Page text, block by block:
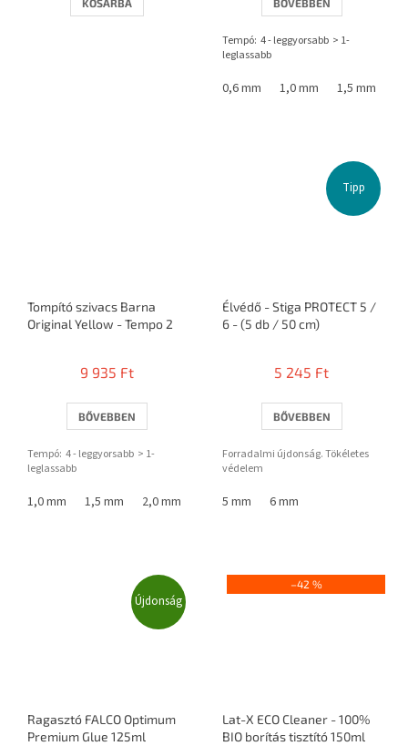
Tempó: 4 - leggyorsabb > 1-
leglassabb
0,6 mm 1,0 mm 1,5 mm
Tompító szivacs Barna
Original Yellow - Tempo 2
9 935 Ft
BŐVEBBEN
Tempó: 4 - leggyorsabb > 1-
leglassabb
1,0 mm 1,5 mm 2,0 mm
Tipp
Élvédő - Stiga PROTECT 5 /
6 - (5 db / 50 cm)
5 245 Ft
BŐVEBBEN
Forradalmi újdonság. Tökéletes
védelem
5 mm 6 mm
Újdonság
Ragasztó FALCO Optimum
Premium Glue 125ml
–42 %
Lat-X ECO Cleaner - 100%
BIO borítás tisztító 150ml